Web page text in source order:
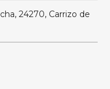
24270, Carrizo de